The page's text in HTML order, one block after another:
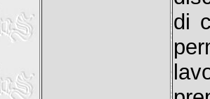
di